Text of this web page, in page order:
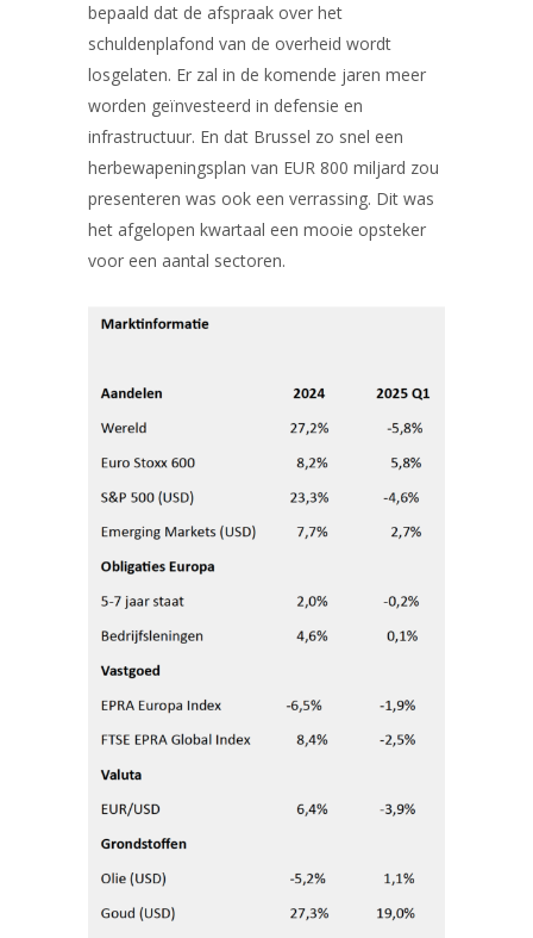
bepaald dat de afspraak over het
schuldenplafond van de overheid wordt
losgelaten. Er zal in de komende jaren meer
worden geïnvesteerd in defensie en
infrastructuur. En dat Brussel zo snel een
herbewapeningsplan van EUR 800 miljard zou
presenteren was ook een verrassing. Dit was
het afgelopen kwartaal een mooie opsteker
voor een aantal sectoren.